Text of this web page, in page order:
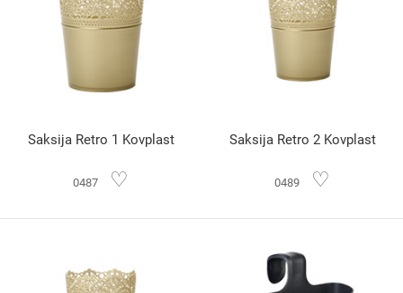
Saksija Retro 1 Kovplast
0487 ♡
Saksija Retro 2 Kovplast
0489 ♡